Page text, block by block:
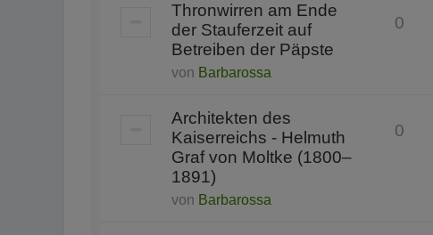
Thronwirren am Ende
der Stauferzeit auf
Betreiben der Päpste
von Barbarossa
0
Architekten des
Kaiserreichs - Helmuth
Graf von Moltke (1800–
1891)
von Barbarossa
0